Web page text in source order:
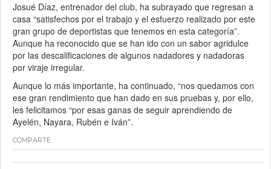
Josué Díaz, entrenador del club, ha subrayado que regresan a
casa “satisfechos por el trabajo y el esfuerzo realizado por este
gran grupo de deportistas que tenemos en esta categoría”.
Aunque ha reconocido que se han ido con un sabor agridulce
por las descalificaciones de algunos nadadores y nadadoras
por viraje irregular.
Aunque lo más importante, ha continuado, “nos quedamos con
ese gran rendimiento que han dado en sus pruebas y, por ello,
les felicitamos “por esas ganas de seguir aprendiendo de
Ayelén, Nayara, Rubén e Iván”.
COMPARTE